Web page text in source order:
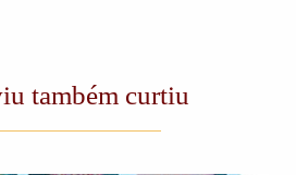
também curtiu